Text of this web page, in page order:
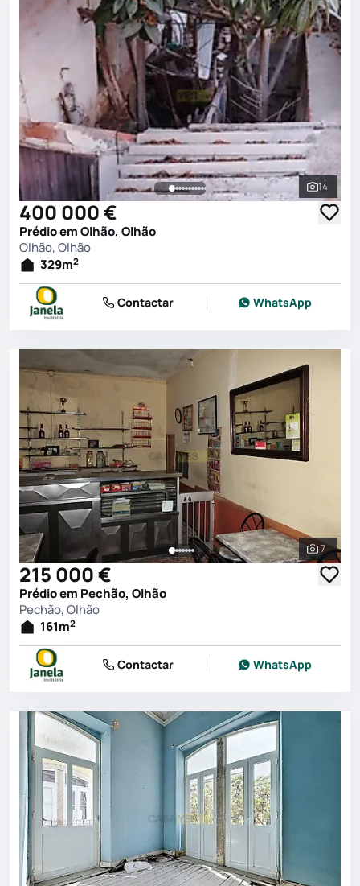
Ver
14
400 000 €
Prédio em Olhão, Olhão
Olhão, Olhão
329m2
Contactar WhatsApp
Ver
7
215 000 €
Prédio em Pechão, Olhão
Pechão, Olhão
161m2
Contactar WhatsApp